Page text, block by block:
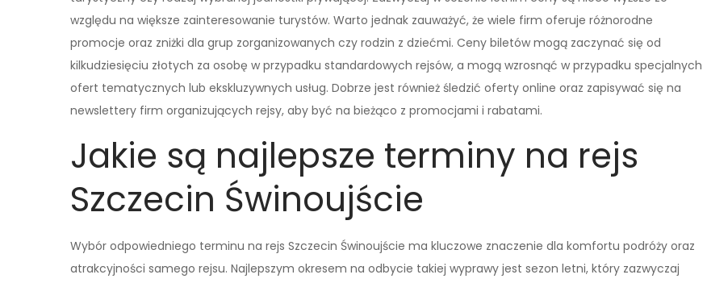
względu na większe zainteresowanie turystów. Warto jednak zauważyć, że wiele firm oferuje różnorodne
promocje oraz zniżki dla grup zorganizowanych czy rodzin z dziećmi. Ceny biletów mogą zaczynać się od
kilkudziesięciu złotych za osobę w przypadku standardowych rejsów, a mogą wzrosnąć w przypadku specjalnych
ofert tematycznych lub ekskluzywnych usług. Dobrze jest również śledzić oferty online oraz zapisywać się na
newslettery firm organizujących rejsy, aby być na bieżąco z promocjami i rabatami.
Jakie są najlepsze terminy na rejs
Szczecin Świnoujście
Wybór odpowiedniego terminu na rejs Szczecin Świnoujście ma kluczowe znaczenie dla komfortu podróży oraz
atrakcyjności samego rejsu. Najlepszym okresem na odbycie takiej wyprawy jest sezon letni, który zazwyczaj